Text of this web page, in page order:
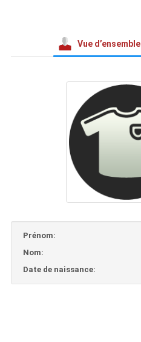
Vue d’ensemble
Prénom:
Nom:
Date de naissance: